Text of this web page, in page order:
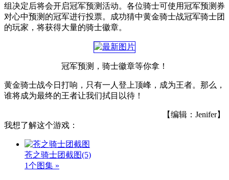
组决定后将会开启冠军预测活动。各位骑士可使用冠军预测券
对心中预测的冠军进行投票。成功猜中黄金骑士战冠军骑士团
的玩家，将获得大量的骑士徽章。
冠军预测，骑士徽章等你拿！
黄金骑士战今日打响，只有一人登上顶峰，成为王者。那么，
谁将成为最终的王者让我们拭目以待！
【编辑：Jenifer】
我想了解这个游戏：
苍之骑士团截图(5)
1个图集 »